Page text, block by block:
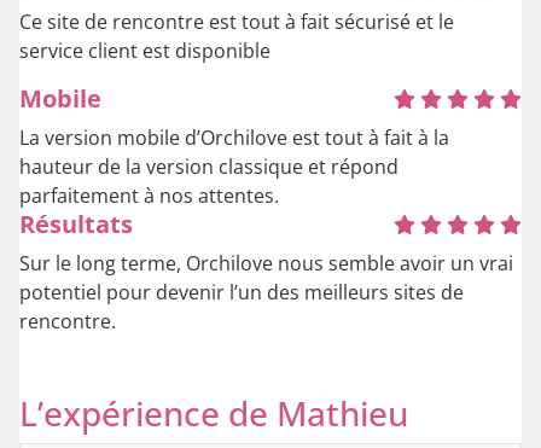
Ce site de rencontre est tout à fait sécurisé et le
service client est disponible
Mobile
La version mobile d’Orchilove est tout à fait à la
hauteur de la version classique et répond
parfaitement à nos attentes.
Résultats
Sur le long terme, Orchilove nous semble avoir un vrai
potentiel pour devenir l’un des meilleurs sites de
rencontre.
L’expérience de Mathieu